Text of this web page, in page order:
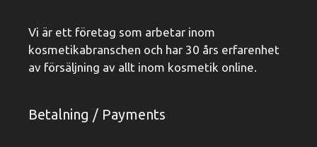
Vi är ett företag som arbetar inom
kosmetikabranschen och har 30 års erfarenhet
av försäljning av allt inom kosmetik online.
Betalning / Payments